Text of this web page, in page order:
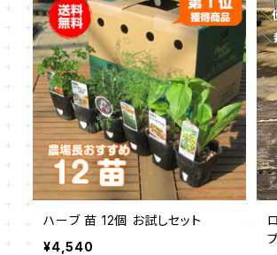
ハーブ 苗 12個 お試しセット
¥4,540